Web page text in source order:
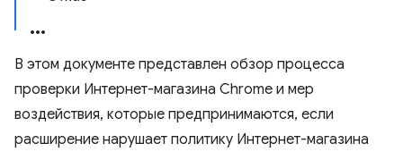
В этом документе представлен обзор процесса
проверки Интернет-магазина Chrome и мер
воздействия, которые предпринимаются, если
расширение нарушает политику Интернет-магазина